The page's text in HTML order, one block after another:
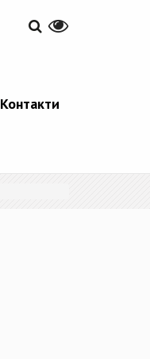
Контакти